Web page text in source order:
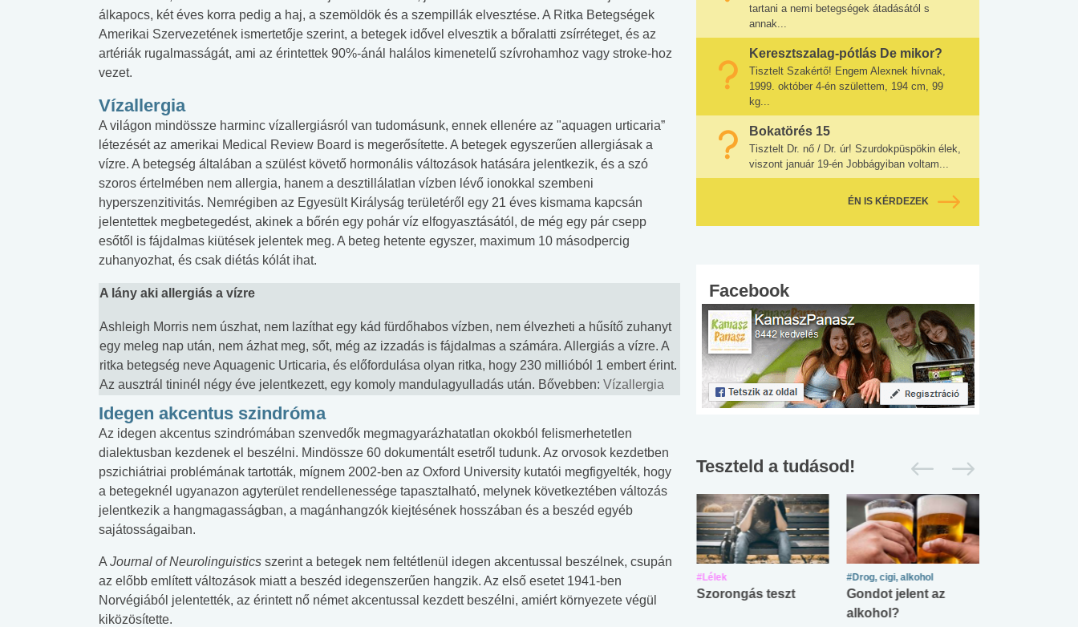
álkapocs, két éves korra pedig a haj, a szemöldök és a szempillák elvesztése. A Ritka Betegségek
Amerikai Szervezetének ismertetője szerint, a betegek idővel elvesztik a bőralatti zsírréteget, és az
artériák rugalmasságát, ami az érintettek 90%-ánál halálos kimenetelű szívrohamhoz vagy stroke-hoz
vezet.
Vízallergia
A világon mindössze harminc vízallergiásról van tudomásunk, ennek ellenére az "aquagen urticaria”
létezését az amerikai Medical Review Board is megerősítette. A betegek egyszerűen allergiásak a
vízre. A betegség általában a szülést követő hormonális változások hatására jelentkezik, és a szó
szoros értelmében nem allergia, hanem a desztillálatlan vízben lévő ionokkal szembeni
hyperszenzitivitás. Nemrégiben az Egyesült Királyság területéről egy 21 éves kismama kapcsán
jelentettek megbetegedést, akinek a bőrén egy pohár víz elfogyasztásától, de még egy pár csepp
esőtől is fájdalmas kiütések jelentek meg. A beteg hetente egyszer, maximum 10 másodpercig
zuhanyozhat, és csak diétás kólát ihat.
A lány aki allergiás a vízre
Ashleigh Morris nem úszhat, nem lazíthat egy kád fürdőhabos vízben, nem élvezheti a hűsítő zuhanyt
egy meleg nap után, nem ázhat meg, sőt, még az izzadás is fájdalmas a számára. Allergiás a vízre. A
ritka betegség neve Aquagenic Urticaria, és előfordulása olyan ritka, hogy 230 millióból 1 embert érint.
Az ausztrál tininél négy éve jelentkezett, egy komoly mandulagyulladás után. Bővebben: Vízallergia
Idegen akcentus szindróma
Az idegen akcentus szindrómában szenvedők megmagyarázhatatlan okokból felismerhetetlen
dialektusban kezdenek el beszélni. Mindössze 60 dokumentált esetről tudunk. Az orvosok kezdetben
pszichiátriai problémának tartották, mígnem 2002-ben az Oxford University kutatói megfigyelték, hogy
a betegeknél ugyanazon agyterület rendellenessége tapasztalható, melynek következtében változás
jelentkezik a hangmagasságban, a magánhangzók kiejtésének hosszában és a beszéd egyéb
sajátosságaiban.
A Journal of Neurolinguistics szerint a betegek nem feltétlenül idegen akcentussal beszélnek, csupán
az előbb említett változások miatt a beszéd idegenszerűen hangzik. Az első esetet 1941-ben
Norvégiából jelentették, az érintett nő német akcentussal kezdett beszélni, amiért környezete végül
kiközösítette.
tartani a nemi betegségek átadásától s
annak...
Keresztszalag-pótlás De mikor?
Tisztelt Szakértő! Engem Alexnek hívnak,
1999. október 4-én születtem, 194 cm, 99
kg...
Bokatörés 15
Tisztelt Dr. nő / Dr. úr! Szurdokpüspökin élek,
viszont január 19-én Jobbágyiban voltam...
ÉN IS KÉRDEZEK
Facebook
Teszteld a tudásod!
#Zöldövezet
Mekkora az ökológiai
lábnyomod?
#Betegségek
Elsősegély
#Suli, munka
Angol középfokú
#Suli, munka
Internet-függőség
#Lélek
Szorongás teszt
#Drog, cigi, alkohol
Gondot jelent az
alkohol?